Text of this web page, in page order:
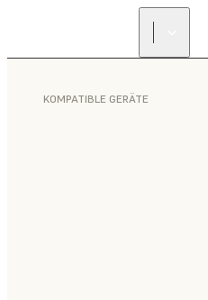
KOMPATIBLE GERÄTE